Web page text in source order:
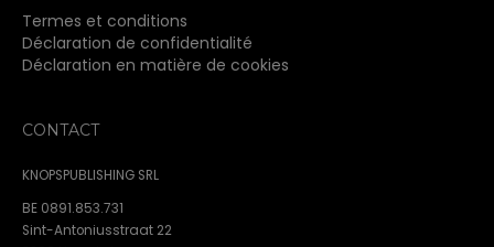
Termes et conditions
Déclaration de confidentialité
Déclaration en matière de cookies
CONTACT
KNOPSPUBLISHING SRL
BE 0891.853.731
Sint-Antoniusstraat 22